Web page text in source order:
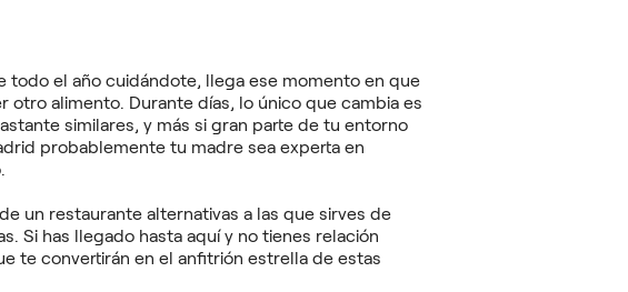
todo el año cuidándote, llega ese momento en que
alimento. Durante días, lo único que cambia es
similares, y más si gran parte de tu entorno
probablemente tu madre sea experta en
un restaurante alternativas a las que sirves de
Si has llegado hasta aquí y no tienes relación
te convertirán en el anfitrión estrella de estas